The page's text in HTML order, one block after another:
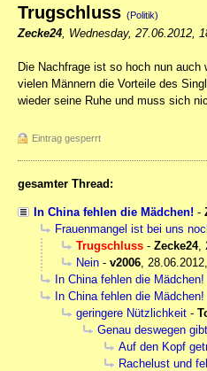
Trugschluss (Politik)
Zecke24 Wednesday, 27.06.2012,
Die Nachfrage ist so hoch nun
vielen Männern die Vorteile des
wieder seine Ruhe und muss sich
Eintrag gesperrt
gesamter Thread:
In China fehlen die Mädchen! -
Frauenmangel ist bei uns
Trugschluss - Zecke24,
Nein - v2006
In China fehlen die Mädchen!
In China fehlen die Mädchen!
geringere Nützlichkeit -
Genau deswegen
Auf den Kopf
Rachelust und